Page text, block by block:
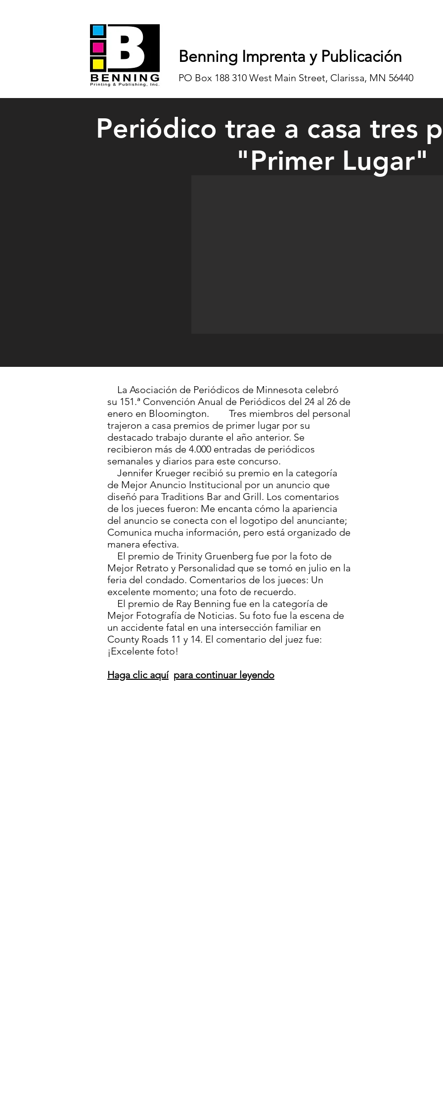
Benning Imprenta y Publicación
PO Box 188 310 West Main Street, Clarissa, MN 56440
Ray Benning, Trinity Gruenberg and Jennifer Krueger proudly displayed
Periódico trae a casa tres
"Primer Lugar"
La Asociación de Periódicos de Minnesota celebró
su 151.ª Convención Anual de Periódicos del 24 al 26 de
enero en Bloomington. Tres miembros del personal
trajeron a casa premios de primer lugar por su
destacado trabajo durante el año anterior. Se
recibieron más de 4.000 entradas de periódicos
semanales y diarios para este concurso.
Jennifer Krueger recibió su premio en la categoría
de Mejor Anuncio Institucional por un anuncio que
diseñó para Traditions Bar and Grill. Los comentarios
de los jueces fueron: Me encanta cómo la apariencia
del anuncio se conecta con el logotipo del anunciante;
Comunica mucha información, pero está organizado de
manera efectiva.
El premio de Trinity Gruenberg fue por la foto de
Mejor Retrato y Personalidad que se tomó en julio en la
feria del condado. Comentarios de los jueces: Un
excelente momento; una foto de recuerdo.
El premio de Ray Benning fue en la categoría de
Mejor Fotografía de Noticias. Su foto fue la escena de
un accidente fatal en una intersección familiar en
County Roads 11 y 14. El comentario del juez fue:
¡Excelente foto!
Haga clic aquí para continuar leyendo